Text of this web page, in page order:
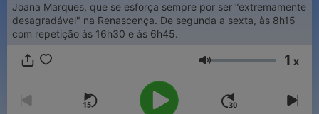
Joana Marques, que se esforça sempre por ser “extremamente
desagradável" na Renascença. De segunda a sexta, às 8h15
com repetição às 16h30 e às 6h45.
Glasnoća 1 x